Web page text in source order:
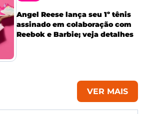
Angel Reese lança seu 1º tênis
assinado em colaboração com
Reebok e Barbie; veja detalhes
VER MAIS